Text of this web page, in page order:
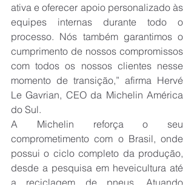
ativa e oferecer apoio personalizado às
equipes internas durante todo o
processo. Nós também garantimos o
cumprimento de nossos compromissos
com todos os nossos clientes nesse
momento de transição,” afirma Hervé
Le Gavrian, CEO da Michelin América
do Sul.
A Michelin reforça o seu
comprometimento com o Brasil, onde
possui o ciclo completo da produção,
desde a pesquisa em heveicultura até
a reciclagem de pneus. Atuando